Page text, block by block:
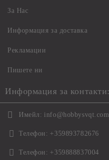
За Нас
Информация за доставка
Рекламации
Пишете ни
Информация за контакти:
Имейл: info@hobbysvqt.com
Телефон: +359893782676
Телефон: +359888837004